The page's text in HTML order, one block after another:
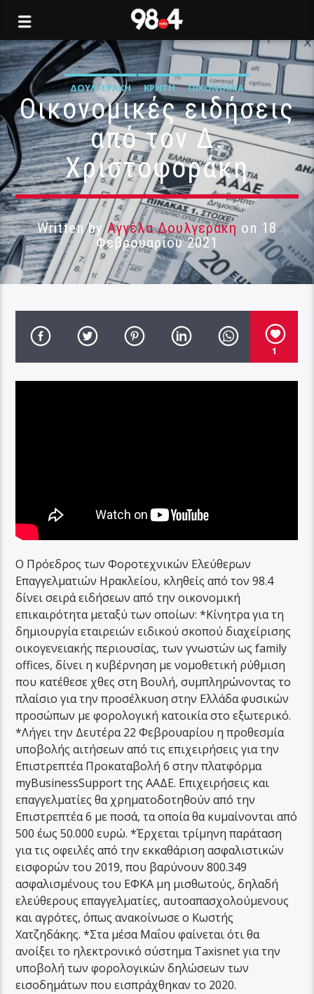
ΔΟΥΛΓΕΡΆΚΗ ΚΡΉΤΗ ΟΙΚΟΝΟΜΊΑ
Οικονομικές ειδήσεις
από τον Δ.
Χριστοφοράκη
Written byΑγγέλα Δουλγεράκη on 18
Φεβρουαρίου 2021
1
Ο Πρόεδρος των Φοροτεχνικών Ελεύθερων
Επαγγελματιών Ηρακλείου, κληθείς από τον 98.4
δίνει σειρά ειδήσεων από την οικονομική
επικαιρότητα μεταξύ των οποίων: *Κίνητρα για τη
δημιουργία εταιρειών ειδικού σκοπού διαχείρισης
οικογενειακής περιουσίας, των γνωστών ως family
offices, δίνει η κυβέρνηση με νομοθετική ρύθμιση
που κατέθεσε χθες στη Βουλή, συμπληρώνοντας το
πλαίσιο για την προσέλκυση στην Ελλάδα φυσικών
προσώπων με φορολογική κατοικία στο εξωτερικό.
*Λήγει την Δευτέρα 22 Φεβρουαρίου η προθεσμία
υποβολής αιτήσεων από τις επιχειρήσεις για την
Επιστρεπτέα Προκαταβολή 6 στην πλατφόρμα
myBusinessSupport της ΑΑΔΕ. Επιχειρήσεις και
επαγγελματίες θα χρηματοδοτηθούν από την
Επιστρεπτέα 6 με ποσά, τα οποία θα κυμαίνονται από
500 έως 50.000 ευρώ. *Έρχεται τρίμηνη παράταση
για τις οφειλές από την εκκαθάριση ασφαλιστικών
εισφορών του 2019, που βαρύνουν 800.349
ασφαλισμένους του ΕΦΚΑ μη μισθωτούς, δηλαδή
ελεύθερους επαγγελματίες, αυτοαπασχολούμενους
και αγρότες, όπως ανακοίνωσε ο Κωστής
Χατζηδάκης. *Στα μέσα Μαΐου φαίνεται ότι θα
ανοίξει το ηλεκτρονικό σύστημα Taxisnet για την
υποβολή των φορολογικών δηλώσεων των
εισοδημάτων που εισπράχθηκαν το 2020.